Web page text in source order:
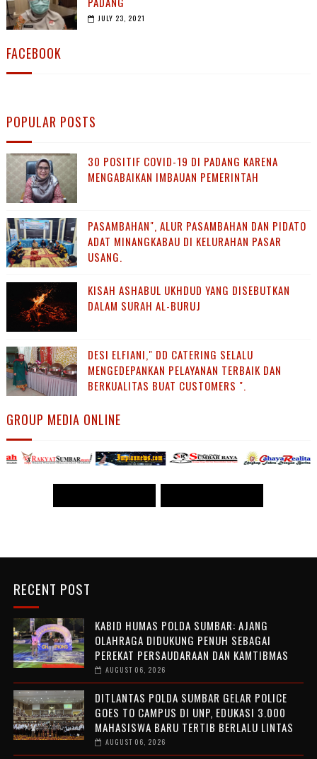
JULY 23, 2021
FACEBOOK
POPULAR POSTS
30 POSITIF COVID-19 DI PADANG KARENA
MENGABAIKAN IMBAUAN PEMERINTAH
PASAMBAHAN", ALUR PASAMBAHAN DAN PIDATO
ADAT MINANGKABAU DI KELURAHAN PASAR
USANG.
KISAH ASHABUL UKHDUD YANG DISEBUTKAN
DALAM SURAH AL-BURUJ
DESI ELFIANI," DD CATERING SELALU
MENGEDEPANKAN PELAYANAN TERBAIK DAN
BERKUALITAS BUAT CUSTOMERS ".
GROUP MEDIA ONLINE
RECENT POST
KABID HUMAS POLDA SUMBAR: AJANG
OLAHRAGA DIDUKUNG PENUH SEBAGAI
PEREKAT PERSAUDARAAN DAN KAMTIBMAS
AUGUST 06, 2026
DITLANTAS POLDA SUMBAR GELAR POLICE
GOES TO CAMPUS DI UNP, EDUKASI 3.000
MAHASISWA BARU TERTIB BERLALU LINTAS
AUGUST 06, 2026